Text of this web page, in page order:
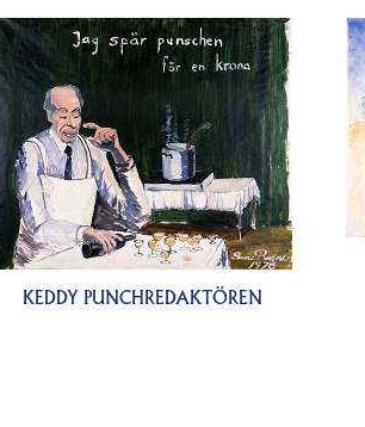
KEDDY PUNCHREDAKTÖREN